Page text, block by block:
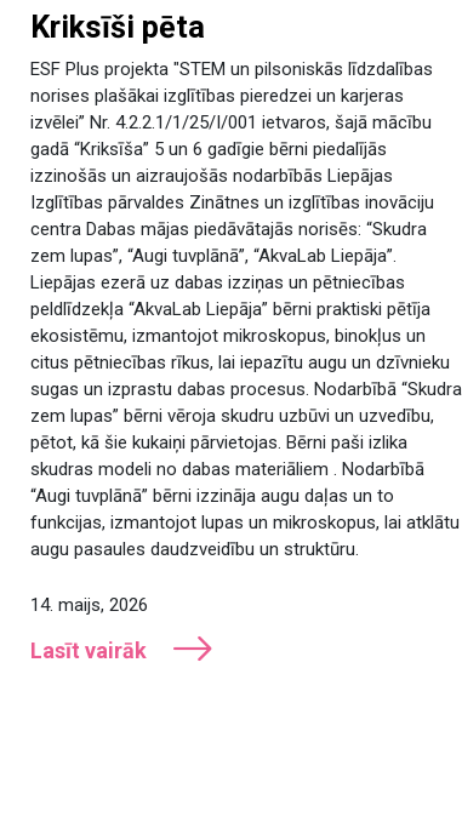
Kriksīši pēta
ESF Plus projekta "STEM un pilsoniskās līdzdalības
norises plašākai izglītības pieredzei un karjeras
izvēlei” Nr. 4.2.2.1/1/25/I/001 ietvaros, šajā mācību
gadā “Kriksīša” 5 un 6 gadīgie bērni piedalījās
izzinošās un aizraujošās nodarbībās Liepājas
Izglītības pārvaldes Zinātnes un izglītības inovāciju
centra Dabas mājas piedāvātajās norisēs: “Skudra
zem lupas”, “Augi tuvplānā”, “AkvaLab Liepāja”.
Liepājas ezerā uz dabas izziņas un pētniecības
peldlīdzekļa “AkvaLab Liepāja” bērni praktiski pētīja
ekosistēmu, izmantojot mikroskopus, binokļus un
citus pētniecības rīkus, lai iepazītu augu un dzīvnieku
sugas un izprastu dabas procesus. Nodarbībā “Skudra
zem lupas” bērni vēroja skudru uzbūvi un uzvedību,
pētot, kā šie kukaiņi pārvietojas. Bērni paši izlika
skudras modeli no dabas materiāliem . Nodarbībā
“Augi tuvplānā” bērni izzināja augu daļas un to
funkcijas, izmantojot lupas un mikroskopus, lai atklātu
augu pasaules daudzveidību un struktūru.
14. maijs, 2026
Lasīt vairāk